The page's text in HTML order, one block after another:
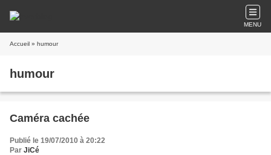
MENU
Accueil » humour
humour
Caméra cachée
Publié le 19/07/2010 à 20:22
Par JiCé